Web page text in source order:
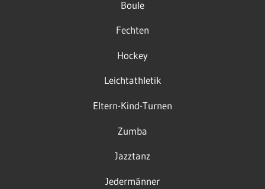
Boule
Fechten
Hockey
Leichtathletik
Eltern-Kind-Turnen
Zumba
Jazztanz
Jedermänner